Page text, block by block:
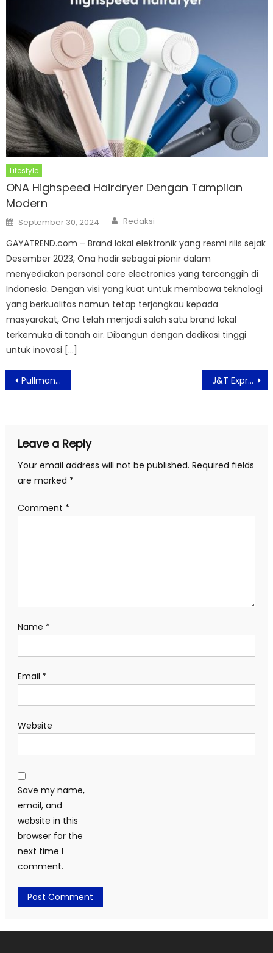
Lifestyle
ONA Highspeed Hairdryer Dengan Tampilan
Modern
Posted
on
September 30, 2024 Author
Redaksi
GAYATREND.com – Brand lokal elektronik yang resmi rilis sejak
Desember 2023, Ona hadir sebagai pionir dalam
menyediakan personal care electronics yang tercanggih di
Indonesia. Dengan visi yang kuat untuk membawa teknologi
yang berkualitas namun tetap terjangkau kepada
masyarakat, Ona telah menjadi salah satu brand lokal
terkemuka di tanah air. Dibangun dengan dedikasi tinggi
untuk inovasi […]
Post
navigation
Pullman Jakarta Central Park Perkuat Posisi sebagai Hotel MICE Unggulan J&T Express Tutup Roadshow J&T Connect Preneur Goes to Campus di Jakarta Hadirkan Raditya Dika dan Founder HMNS Parfume
Leave a Reply
Your email address will not be published. Required fields
are marked *
Comment *
Name *
Email *
Website
Save my name,
email, and
website in this
browser for the
next time I
comment.